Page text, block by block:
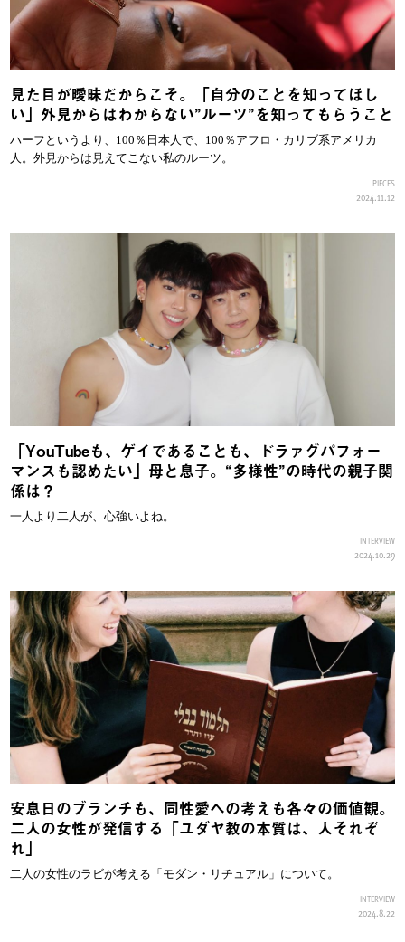
見た目が曖昧だからこそ。「自分のことを知ってほし
い」外見からはわからない”ルーツ”を知ってもらうこと
ハーフというより、100％日本人で、100％アフロ・カリブ系アメリカ
人。外見からは見えてこない私のルーツ。
PIECES
2024.11.12
「YouTubeも、ゲイであることも、ドラァグパフォー
マンスも認めたい」母と息子。“多様性”の時代の親子関
係は？
一人より二人が、心強いよね。
INTERVIEW
2024.10.29
安息日のブランチも、同性愛への考えも各々の価値観。
二人の女性が発信する「ユダヤ教の本質は、人それぞ
れ」
二人の女性のラビが考える「モダン・リチュアル」について。
INTERVIEW
2024.8.22